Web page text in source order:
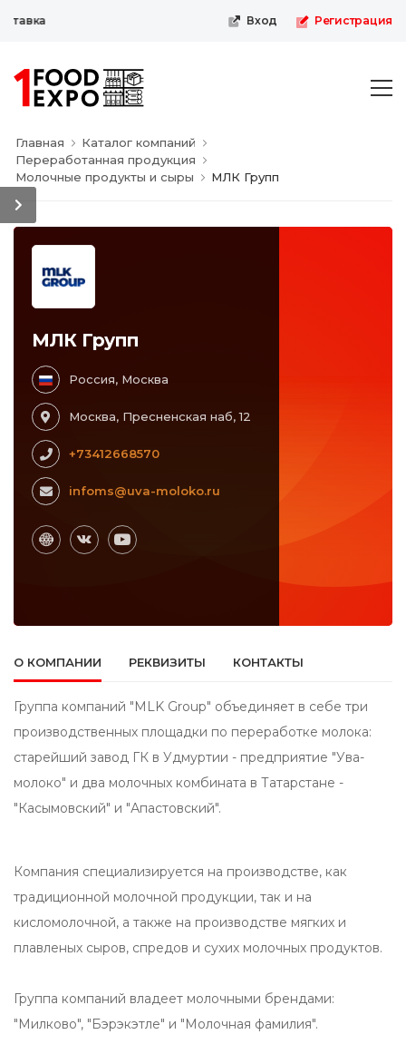
Вход Регистрация
Главная
Каталог компаний
Переработанная продукция
Молочные продукты и сыры
МЛК Групп
МЛК Групп
Россия, Москва
Москва, Пресненская наб, 12
+73412668570
infoms@uva-moloko.ru
О КОМПАНИИ РЕКВИЗИТЫ КОНТАКТЫ
Группа компаний "MLK Group" объединяет в себе три
производственных площадки по переработке молока:
старейший завод ГК в Удмуртии - предприятие "Ува-
молоко" и два молочных комбината в Татарстане -
"Касымовский" и "Апастовский".
Компания специализируется на производстве, как
традиционной молочной продукции, так и на
кисломолочной, а также на производстве мягких и
плавленых сыров, спредов и сухих молочных продуктов.
Группа компаний владеет молочными брендами:
"Милково", "Бэрэкэтле" и "Молочная фамилия".